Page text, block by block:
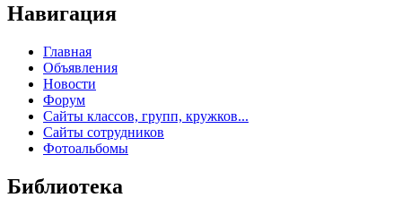
Навигация
Главная
Объявления
Новости
Форум
Сайты классов, групп, кружков...
Сайты сотрудников
Фотоальбомы
Библиотека